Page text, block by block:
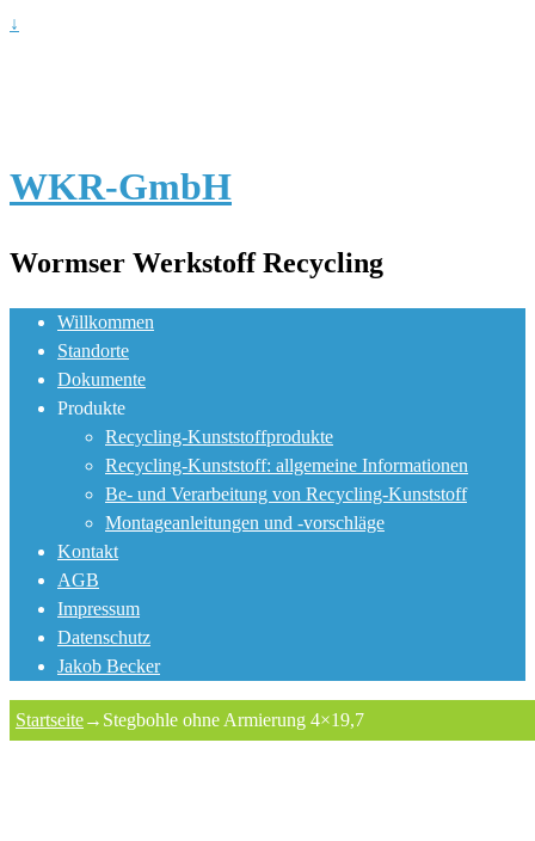
↓
WKR-GmbH
Wormser Werkstoff Recycling
Willkommen
Standorte
Dokumente
Produkte
Recycling-Kunststoffprodukte
Recycling-Kunststoff: allgemeine Informationen
Be- und Verarbeitung von Recycling-Kunststoff
Montageanleitungen und -vorschläge
Kontakt
AGB
Impressum
Datenschutz
Jakob Becker
Startseite→ Stegbohle ohne Armierung 4×19,7